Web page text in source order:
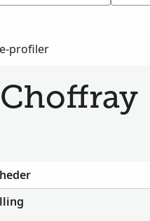
profiler